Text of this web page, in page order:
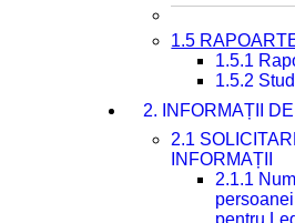
1.5
1.5.1
1.5.2
2. INFORMAȚII
2.1
INFORMAȚII
2.1.1
pentru